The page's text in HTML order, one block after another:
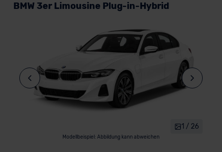
BMW 3er Limousine Plug-in-Hybrid
Modellbeispiel: Abbildung kann abweichen
1 / 26